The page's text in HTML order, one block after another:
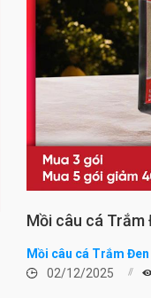
Mồi câu cá Trắm
Mồi câu cá Trắm Đen
02/12/2025